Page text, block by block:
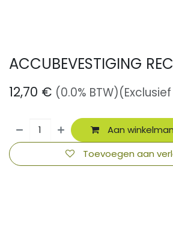
ACCUBEVESTIGING
12,70 € (0.0% BTW)
Aan
Toevoegen aan